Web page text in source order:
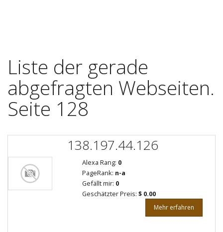
Liste der gerade
abgefragten Webseiten.
Seite 128
138.197.44.126
Alexa Rang: 0
PageRank: n-a
Gefällt mir: 0
Geschätzter Preis: $ 0.00
Mehr erfahren